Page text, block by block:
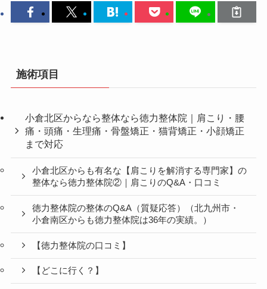
施術項目
小倉北区からなら整体なら徳力整体院｜肩こり・腰
痛・頭痛・生理痛・骨盤矯正・猫背矯正・小顔矯正
まで対応
小倉北区からも有名な【肩こりを解消する専門家】の
整体なら徳力整体院②｜肩こりのQ&A・口コミ
徳力整体院の整体のQ&A（質疑応答）（北九州市・
小倉南区からも徳力整体院は36年の実績。）
【徳力整体院の口コミ】
【どこに行く？】